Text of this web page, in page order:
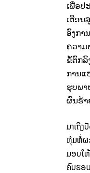
ເພື່ອປ
ເຕືອນ
ອົງກາ
ຄວາມ
ຂໍ້ຕົກລົ
ການແ
ຮູບພ
ຜົນຮ້າ
ມາເຖິ
ຫຸ້ມຫໍ່ຜ
ມອບໃ
ຄົບຮອ